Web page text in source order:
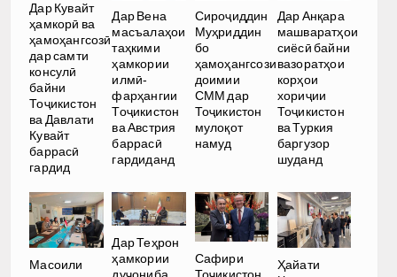
Дар Кувайт
ҳамкорӣ ва
ҳамоҳангсозӣ
дар самти
консулӣ
байни
Тоҷикистон
ва Давлати
Кувайт
баррасӣ
гардид
Дар Вена
масъалаҳои
таҳкими
ҳамкории
илмӣ-
фарҳангии
Тоҷикистон
ва Австрия
баррасӣ
гардиданд
Сироҷиддин
Муҳриддин
бо
ҳамоҳангсози
доимии
СММ дар
Тоҷикистон
мулоқот
намуд
Дар Анқара
машваратҳои
сиёсӣ байни
вазоратҳои
корҳои
хориҷии
Тоҷикистон
ва Туркия
баргузор
шуданд
Масоили
Дар Теҳрон
ҳамкории
дуҷониба
Сафири
Тоҷикистон
Ҳайати